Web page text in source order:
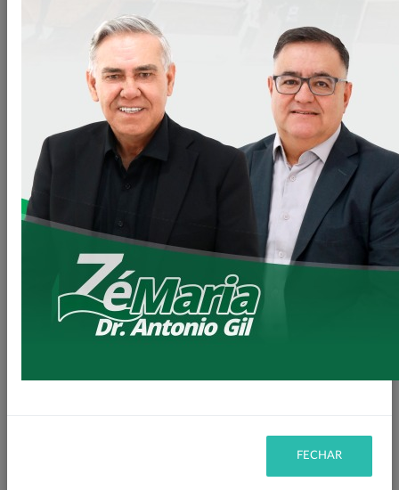
Na última semana (02/09/2021) o Prefeito Zé Maria
cumpriu agenda em Brasília, no Congresso Nacional,
visitando os parlamentares com atuação política em nossa
cidade, em busca da viabilização de recursos que poderão
ser aplicados em obras e no desenvolvimento local.
- Deputado Toninho Wandscheer: R$ 4.9 milhões para
asfalto rural, asfalto urbano, 01 (uma) moto niveladora, 01
- Deputado Ricardo Barros: R$ 3 milhões para
FECHAR